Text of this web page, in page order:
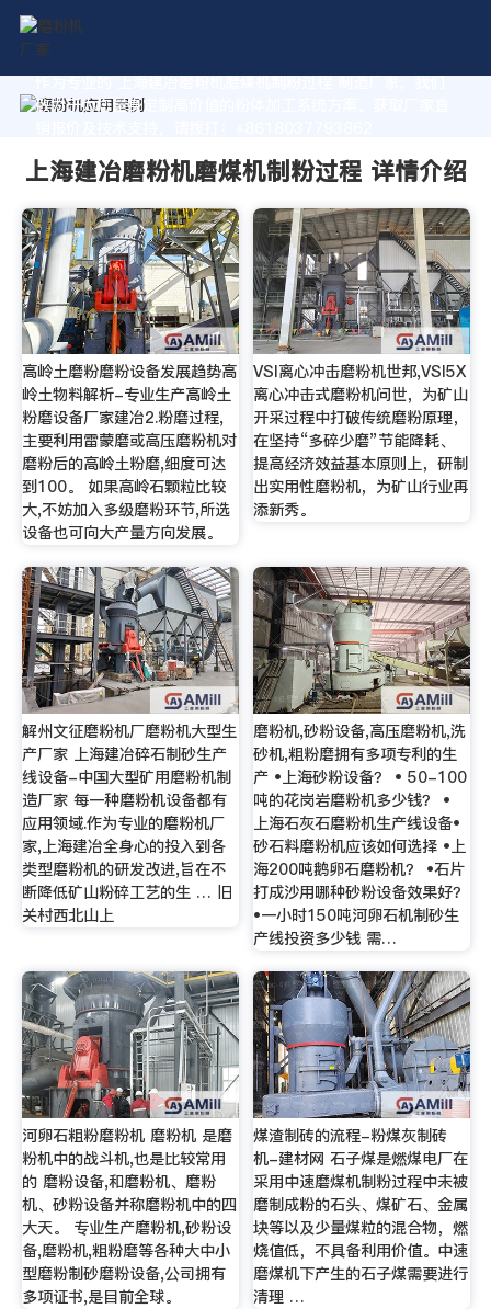
作为专业的 上海建冶磨粉机磨煤机制粉过程 制造厂家，我们
致力于为您量身定制高价值的粉体加工系统方案。获取厂家直
上海建冶磨粉机磨煤机制粉过程 详情介绍
高岭土磨粉磨粉设备发展趋势高
岭土物料解析-专业生产高岭土
粉磨设备厂家建冶2.粉磨过程,
主要利用雷蒙磨或高压磨粉机对
磨粉后的高岭土粉磨,细度可达
到100。 如果高岭石颗粒比较
大,不妨加入多级磨粉环节,所选
设备也可向大产量方向发展。
VSI离心冲击磨粉机世邦,VSI5X
离心冲击式磨粉机问世，为矿山
开采过程中打破传统磨粉原理，
在坚持“多碎少磨”节能降耗、
提高经济效益基本原则上，研制
出实用性磨粉机，为矿山行业再
添新秀。
解州文征磨粉机厂磨粉机大型生
产厂家 上海建冶碎石制砂生产
线设备-中国大型矿用磨粉机制
造厂家 每一种磨粉机设备都有
应用领域.作为专业的磨粉机厂
家,上海建冶全身心的投入到各
类型磨粉机的研发改进,旨在不
断降低矿山粉碎工艺的生 … 旧
关村西北山上
磨粉机,砂粉设备,高压磨粉机,洗
砂机,粗粉磨拥有多项专利的生
产 •上海砂粉设备？ • 50-100
吨的花岗岩磨粉机多少钱？ •
上海石灰石磨粉机生产线设备•
砂石料磨粉机应该如何选择 •上
海200吨鹅卵石磨粉机？ •石片
打成沙用哪种砂粉设备效果好？
•一小时150吨河卵石机制砂生
产线投资多少钱 需…
河卵石粗粉磨粉机 磨粉机 是磨
粉机中的战斗机,也是比较常用
的 磨粉设备,和磨粉机、磨粉
机、砂粉设备并称磨粉机中的四
大天。 专业生产磨粉机,砂粉设
备,磨粉机,粗粉磨等各种大中小
型磨粉制砂磨粉设备,公司拥有
多项证书,是目前全球。
煤渣制砖的流程-粉煤灰制砖
机-建材网 石子煤是燃煤电厂在
采用中速磨煤机制粉过程中未被
磨制成粉的石头、煤矿石、金属
块等以及少量煤粒的混合物，燃
烧值低，不具备利用价值。中速
磨煤机下产生的石子煤需要进行
清理 …